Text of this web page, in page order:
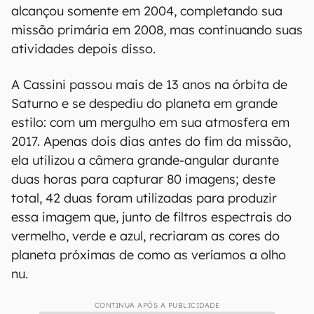
alcançou somente em 2004, completando sua
missão primária em 2008, mas continuando suas
atividades depois disso.
A Cassini passou mais de 13 anos na órbita de
Saturno e se despediu do planeta em grande
estilo: com um mergulho em sua atmosfera em
2017. Apenas dois dias antes do fim da missão,
ela utilizou a câmera grande-angular durante
duas horas para capturar 80 imagens; deste
total, 42 duas foram utilizadas para produzir
essa imagem que, junto de filtros espectrais do
vermelho, verde e azul, recriaram as cores do
planeta próximas de como as veríamos a olho
nu.
CONTINUA APÓS A PUBLICIDADE